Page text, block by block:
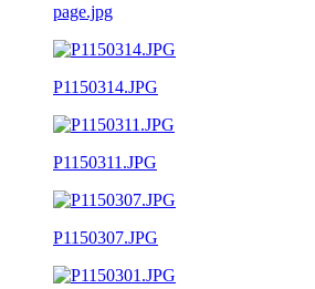
page.jpg
P1150314.JPG
P1150311.JPG
P1150307.JPG